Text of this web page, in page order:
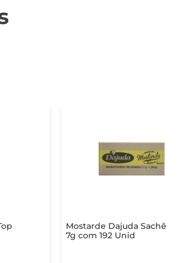
essa mostarda é perfeita para
gastronomia francesa para a sua mesa!
Mostarde Dajuda Sachê
7g com 192 Unid